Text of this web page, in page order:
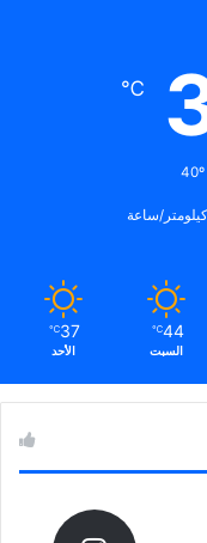
℃
44
℃
السبت
37
℃
الأحد